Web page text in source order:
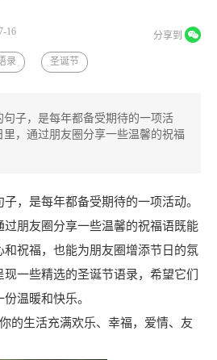
分享到
16
录 圣诞节
子，是每年都备受期待的一项活
，通过朋友圈分享一些温馨的祝福
，是每年都备受期待的一项活动。
朋友圈分享一些温馨的祝福语既能
祝福，也能为朋友圈增添节日的氛
一些精选的圣诞节语录，希望它们
温暖和快乐。
的生活充满欢乐、幸福，爱情、友